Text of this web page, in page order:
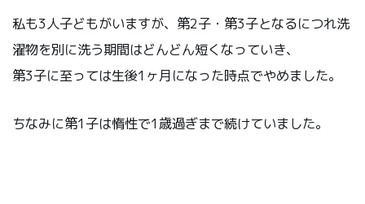
私も3人子どもがいますが、第2子・第3子となるにつれ洗
濯物を別に洗う期間はどんどん短くなっていき、
第3子に至っては生後1ヶ月になった時点でやめました。
ちなみに第1子は惰性で1歳過ぎまで続けていました。